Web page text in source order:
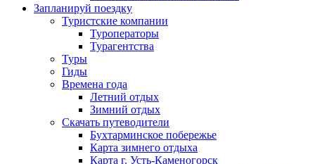
Запланируй поездку
Туристские компании
Туроператоры
Турагентства
Туры
Гиды
Времена года
Летний отдых
Зимний отдых
Скачать путеводители
Бухтарминское побережье
Карта зимнего отдыха
Карта г. Усть-Каменогорск